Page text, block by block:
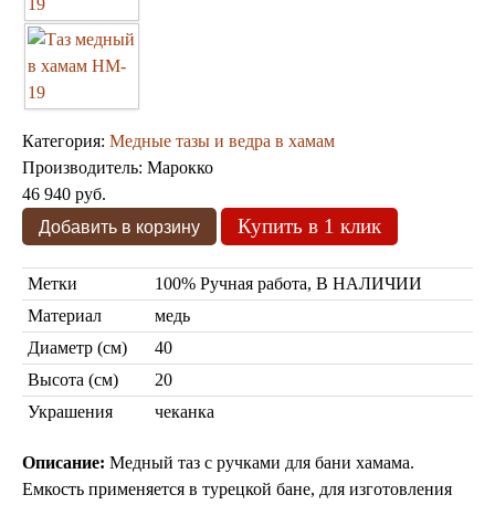
Марокканские лампы
Мозаичные лампы
Лампы со стеклом
Торшеры
Марокканские
Категория: Медные тазы и ведра в хамам
Производитель: Марокко
46 940 руб.
Купить в 1 клик
Метки
100% Ручная работа, В НАЛИЧИИ
Материал
медь
Диаметр (см)
40
Высота (см)
20
Украшения
чеканка
Описание: Медный таз с ручками для бани хамама.
Емкость применяется в турецкой бане, для изготовления